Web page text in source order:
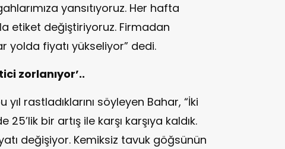
yansıtıyoruz. Her hafta
etiket değiştiriyoruz. Firmadan
yolda fiyatı yükseliyor” dedi.
zorlanıyor’..
yıl rastladıklarını söyleyen Bahar, “İki
bir artış ile karşı karşıya kaldık.
değişiyor. Kemiksiz tavuk göğsünün